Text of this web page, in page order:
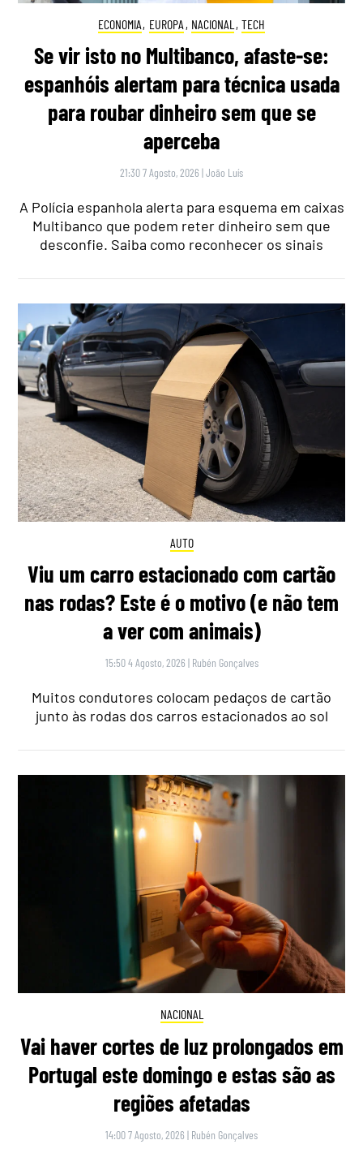
ECONOMIA, EUROPA , NACIONAL , TECH
Se vir isto no Multibanco, afaste-se:
espanhóis alertam para técnica usada
para roubar dinheiro sem que se
aperceba
21:30 7 Agosto, 2026 |João Luís
A Polícia espanhola alerta para esquema em caixas
Multibanco que podem reter dinheiro sem que
desconfie. Saiba como reconhecer os sinais
AUTO
Viu um carro estacionado com cartão
nas rodas? Este é o motivo (e não tem
a ver com animais)
15:50 4 Agosto, 2026 | Rubén Gonçalves
Muitos condutores colocam pedaços de cartão
junto às rodas dos carros estacionados ao sol
NACIONAL
Vai haver cortes de luz prolongados em
Portugal este domingo e estas são as
regiões afetadas
14:00 7 Agosto, 2026 | Rubén Gonçalves